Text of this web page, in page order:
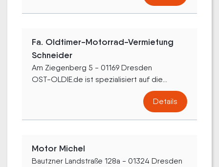
Fa. Oldtimer-Motorrad-Vermietung
Schneider
Am Ziegenberg 5 - 01169 Dresden
OST-OLDIE.de ist spezialisiert auf die...
Details
Motor Michel
Bautzner Landstraße 128a - 01324 Dresden